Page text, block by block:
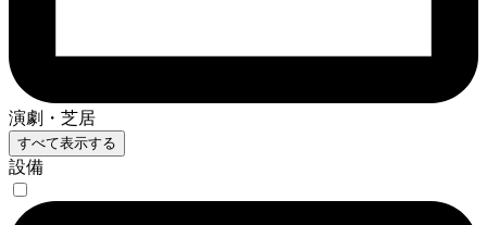
演劇・芝居
すべて表示する
設備